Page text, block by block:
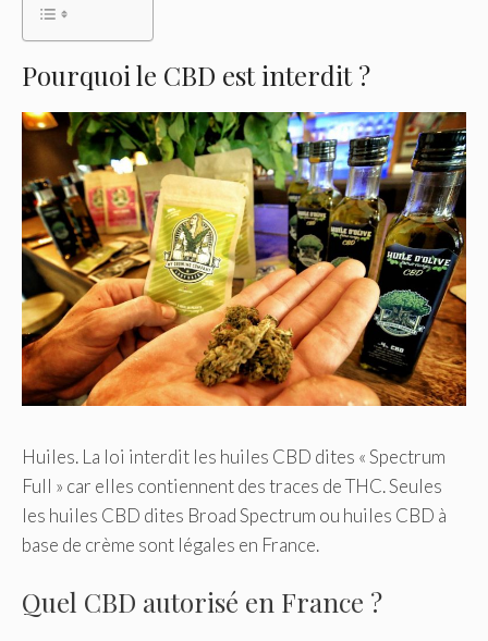
Pourquoi le CBD est interdit ?
Huiles. La loi interdit les huiles CBD dites « Spectrum
Full » car elles contiennent des traces de THC. Seules
les huiles CBD dites Broad Spectrum ou huiles CBD à
base de crème sont légales en France.
Quel CBD autorisé en France ?